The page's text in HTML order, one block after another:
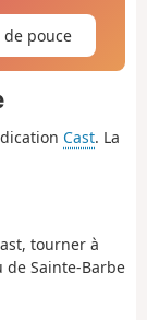
de pouce
Cast. La
tourner à
Sainte-Barbe